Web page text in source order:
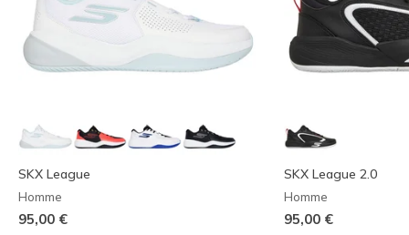
SKX League
Homme
95,00 €
SKX League 2.0
Homme
95,00 €